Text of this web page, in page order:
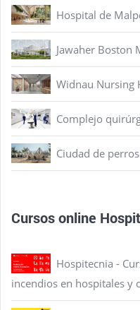
Hospital de
Jawaher Boston
Widnau Nursing
Complejo
Ciudad de
Cursos online
Hospitecnia -
incendios en hospitales y